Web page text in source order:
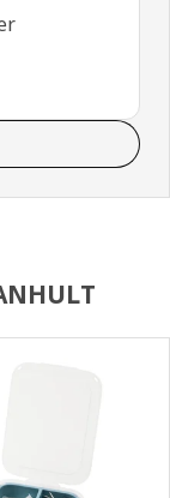
Anmeldelser i